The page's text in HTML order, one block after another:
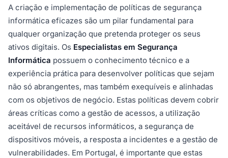
A criação e implementação de políticas de segurança
informática eficazes são um pilar fundamental para
qualquer organização que pretenda proteger os seus
ativos digitais. Os Especialistas em Segurança
Informática possuem o conhecimento técnico e a
experiência prática para desenvolver políticas que sejam
não só abrangentes, mas também exequíveis e alinhadas
com os objetivos de negócio. Estas políticas devem cobrir
áreas críticas como a gestão de acessos, a utilização
aceitável de recursos informáticos, a segurança de
dispositivos móveis, a resposta a incidentes e a gestão de
vulnerabilidades. Em Portugal, é importante que estas